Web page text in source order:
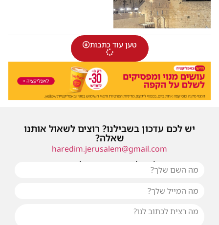
טען עוד כתבות
יש לכם עדכון בשבילנו? רוצים לשאול אותנו
שאלה?
haredim.jerusalem@gmail.com
או שילחו אלינו פנייה ונחזור אליכם בהקדם